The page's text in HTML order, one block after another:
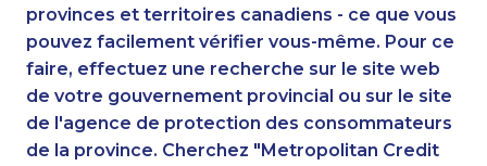
provinces et territoires canadiens - ce que vous
pouvez facilement vérifier vous-même. Pour ce
faire, effectuez une recherche sur le site web
de votre gouvernement provincial ou sur le site
de l'agence de protection des consommateurs
de la province. Cherchez "Metropolitan Credit